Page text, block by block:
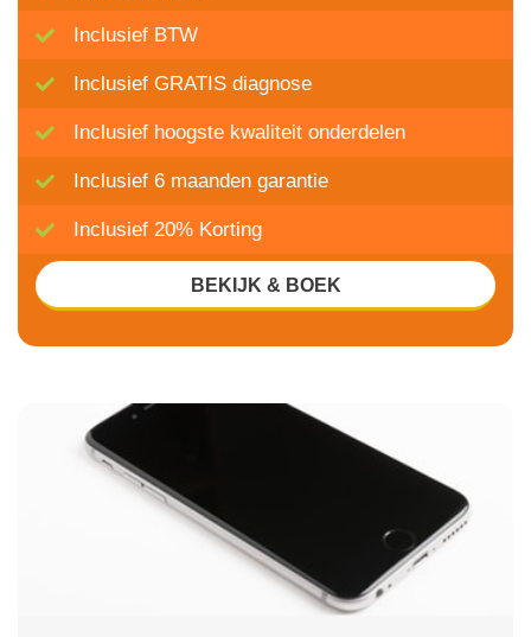
Inclusief BTW
Inclusief GRATIS diagnose
Inclusief hoogste kwaliteit onderdelen
Inclusief 6 maanden garantie
Inclusief 20% Korting
BEKIJK & BOEK